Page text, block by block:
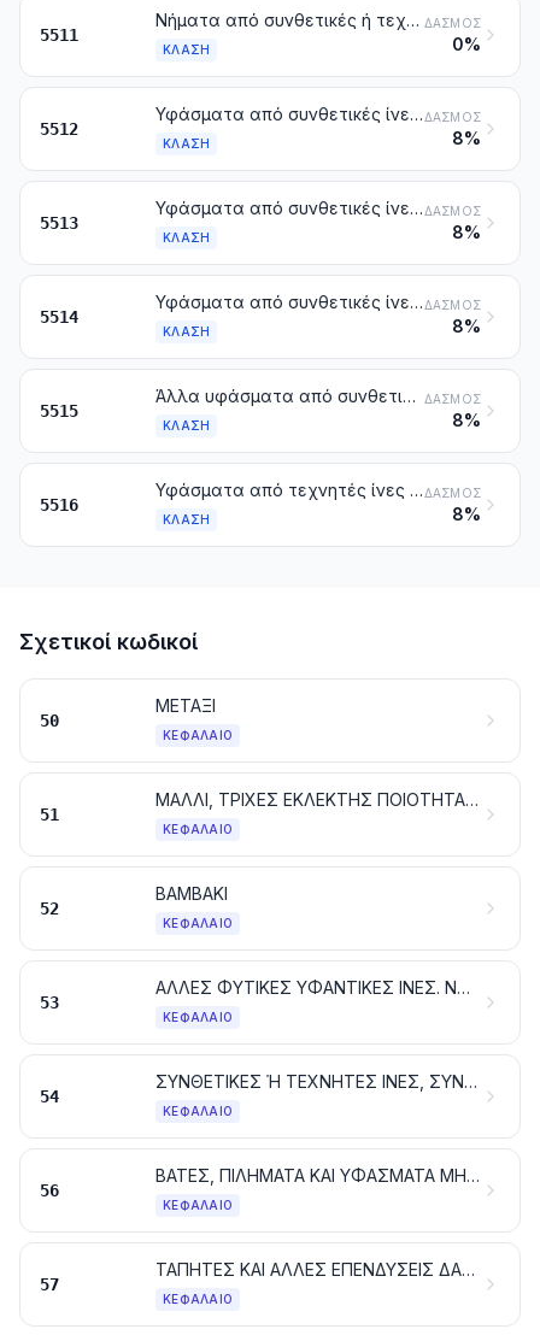
5511
Νήματα από συνθετικές ή τεχνητές ίνες, μη συνεχείς (άλλα από τα νήματα για ράψιμο), συσκευασμένα για τη λιανική πώληση
ΚΛΆΣΗ
ΔΑΣΜΌΣ
0%
5512
Υφάσματα από συνθετικές ίνες μη συνεχείς, που περιέχουν τουλάχιστον 85 % κατά βάρος συνθετικές ίνες μη συνεχείς
ΚΛΆΣΗ
ΔΑΣΜΌΣ
8%
5513
Υφάσματα από συνθετικές ίνες μη συνεχείς, που περιέχουν λιγότερο του 85 % κατά βάρος από τις ίνες αυτές, σύμμεικτα κυρίως ή μόνο με βαμβάκι, με βάρος που δεν υπερβαίνει τα 170 g/m²
ΚΛΆΣΗ
ΔΑΣΜΌΣ
8%
5514
Υφάσματα από συνθετικές ίνες μη συνεχείς, που περιέχουν λιγότερο του 85 % κατά βάρος από τις ίνες αυτές, σύμμεικτα κυρίως ή μόνο με βαμβάκι, με βάρος που υπερβαίνει τα 170 g/m²
ΚΛΆΣΗ
ΔΑΣΜΌΣ
8%
5515
Άλλα υφάσματα από συνθετικές ίνες μη συνεχείς
ΚΛΆΣΗ
ΔΑΣΜΌΣ
8%
5516
Υφάσματα από τεχνητές ίνες μη συνεχείς
ΚΛΆΣΗ
ΔΑΣΜΌΣ
8%
Σχετικοί κωδικοί
50
ΜΕΤΑΞΙ
ΚΕΦΆΛΑΙΟ
51
ΜΑΛΛΙ, ΤΡΙΧΕΣ ΕΚΛΕΚΤΗΣ ΠΟΙΟΤΗΤΑΣ Ή ΧΟΝΤΡΟΕΙΔΕΙΣ. ΝΗΜΑΤΑ ΚΑΙ ΥΦΑΣΜΑΤΑ ΑΠΟ ΧΟΝΤΡΟΤΡΙΧΕΣ
ΚΕΦΆΛΑΙΟ
52
ΒΑΜΒΑΚΙ
ΚΕΦΆΛΑΙΟ
53
ΑΛΛΕΣ ΦΥΤΙΚΕΣ ΥΦΑΝΤΙΚΕΣ ΙΝΕΣ. ΝΗΜΑΤΑ ΑΠΟ ΧΑΡΤΙ ΚΑΙ ΥΦΑΣΜΑΤΑ ΑΠΟ ΝΗΜΑΤΑ ΑΠΟ ΧΑΡΤΙ
ΚΕΦΆΛΑΙΟ
54
ΣΥΝΘΕΤΙΚΕΣ Ή ΤΕΧΝΗΤΕΣ ΙΝΕΣ, ΣΥΝΕΧΕΙΣ. ΣΥΝΕΧΕΙΣ ΛΟΥΡΙΔΕΣ ΚΑΙ ΠΑΡΟΜΟΙΕΣ ΜΟΡΦΕΣ, ΑΠΟ ΣΥΝΘΕΤΙΚΕΣ Ή ΤΕΧΝΗΤΕΣ ΥΦΑΝΤΙΚΕΣ ΥΛΕΣ
ΚΕΦΆΛΑΙΟ
56
ΒΑΤΕΣ, ΠΙΛΗΜΑΤΑ ΚΑΙ ΥΦΑΣΜΑΤΑ ΜΗ ΥΦΑΣΜΕΝΑ. ΝΗΜΑΤΑ ΕΙΔΙΚΑ. ΣΠΑΓΚΟΙ, ΣΧΟΙΝΙΑ ΚΑΙ ΧΟΝΤΡΑ ΣΧΟΙΝΙΑ. ΕΙΔΗ ΣΧΟΙΝΟΠΟΙΙΑΣ
ΚΕΦΆΛΑΙΟ
57
ΤΑΠΗΤΕΣ ΚΑΙ ΑΛΛΕΣ ΕΠΕΝΔΥΣΕΙΣ ΔΑΠΕΔΟΥ ΑΠΟ ΥΦΑΝΤΙΚΕΣ ΥΛΕΣ
ΚΕΦΆΛΑΙΟ